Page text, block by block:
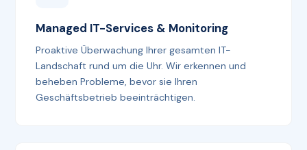
Managed IT-Services & Monitoring
Proaktive Überwachung Ihrer gesamten IT-
Landschaft rund um die Uhr. Wir erkennen und
beheben Probleme, bevor sie Ihren
Geschäftsbetrieb beeinträchtigen.